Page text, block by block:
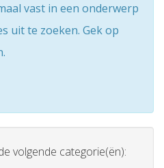
vast in een onderwerp
uit te zoeken. Gek op
volgende categorie(ën):